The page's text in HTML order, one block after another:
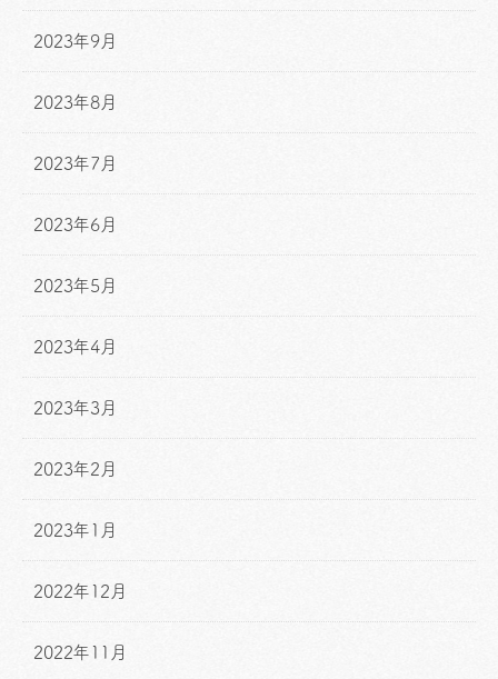
2023年9月
2023年8月
2023年7月
2023年6月
2023年5月
2023年4月
2023年3月
2023年2月
2023年1月
2022年12月
2022年11月